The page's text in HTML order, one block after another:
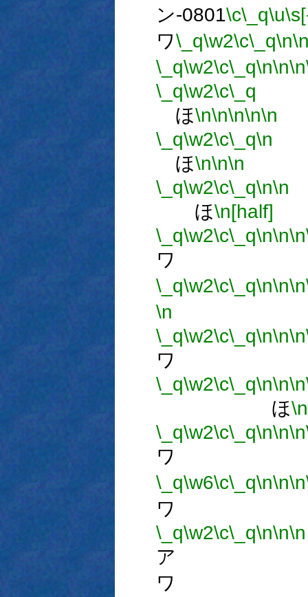
ン-0801\c\_q\u
ワ\_q\w2\c\_q\n
\_q\w2\c\_q\n\n\n
\_q\w2\c\_q
ほ\n\n\n\n\n
\_q\w2\c\_q\n
ほ\n\n\n
\_q\w2\c\_q\n\n
ほ\n[half]
\_q\w2\c\_q\n\n\n
ワ
\_q\w2\c\_q\n\n\n
\n
\_q\w2\c\_q\n\n\n
ワ
\_q\w2\c\_q\n\n\n
ほ
\_q\w2\c\_q\n\n\n
ワ
\_q\w6\c\_q\n\n\n
ワ
\_q\w2\c\_q\n\n\n
ア
ワ